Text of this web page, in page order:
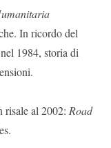
In ricordo del
nel 1984, storia di
risale al 2002: Road